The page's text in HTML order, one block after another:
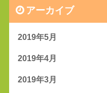
アーカイブ
2019年5月
2019年4月
2019年3月